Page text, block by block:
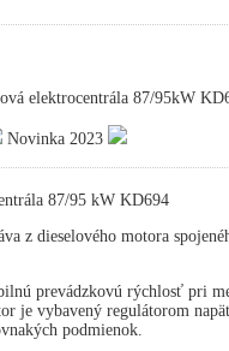
elektrocentrála 87/95kW
Novinka 2023
87/95 kW KD694
z dieselového motora
prevádzkovú rýchlosť pri
je vybavený regulátorom
podmienok.